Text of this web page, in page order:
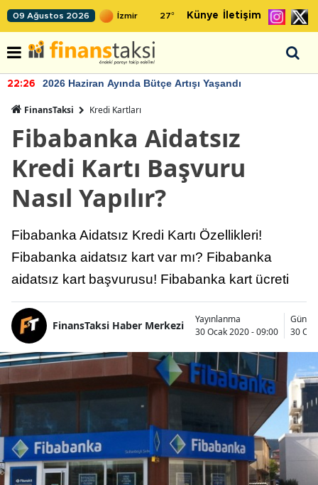
09 Ağustos 2026 27° Künye İletişim
22:26 2026 Haziran Ayında Bütçe Artışı Yaşandı
FinansTaksi Kredi Kartları
Fibabanka Aidatsız
Kredi Kartı Başvuru
Nasıl Yapılır?
Fibabanka Aidatsız Kredi Kartı Özellikleri!
Fibabanka aidatsız kart var mı? Fibabanka
aidatsız kart başvurusu! Fibabanka kart ücreti
FinansTaksi Haber Merkezi
Yayınlanma
30 Ocak 2020 - 09:00
30